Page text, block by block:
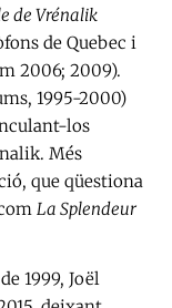
de Vrénalik
de Quebec i
2006; 2009).
1995-2000)
los
Més
que qüestiona
La Splendeur
1999, Joël